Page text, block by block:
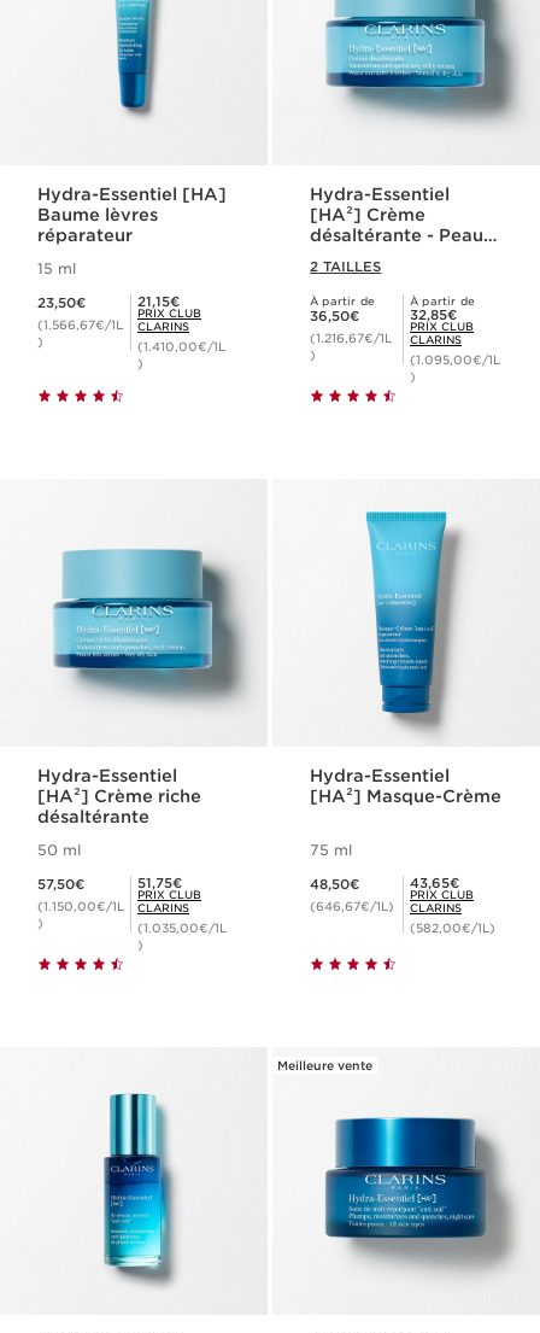
Hydra-Essentiel [HA]
Baume lèvres
réparateur
15 ml
23,50€
(1.566,67€/1L
)
Prix Club Clarins 21,15€
21,15€
PRIX CLUB
CLARINS
(1.410,00€/1L
)
Hydra-Essentiel
[HA²] Crème
désaltérante - Peaux
2 TAILLES
À partir de
Nouveau prix 36,50€
36,50€
(1.216,67€/1L
)
À partir de
Prix Club Clarins 32,85€
32,85€
PRIX CLUB
CLARINS
(1.095,00€/1L
)
Hydra-Essentiel
[HA²] Crème riche
désaltérante
50 ml
57,50€
(1.150,00€/1L
)
Prix Club Clarins 51,75€
51,75€
PRIX CLUB
CLARINS
(1.035,00€/1L
)
Hydra-Essentiel
[HA²] Masque-Crème
75 ml
48,50€
(646,67€/1L)
Prix Club Clarins 43,65€
43,65€
PRIX CLUB
CLARINS
(582,00€/1L)
Meilleure vente